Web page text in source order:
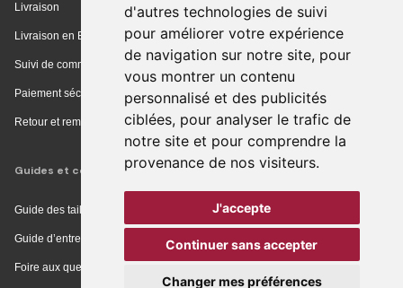
d'autres technologies de suivi
pour améliorer votre expérience
de navigation sur notre site, pour
vous montrer un contenu
personnalisé et des publicités
ciblées, pour analyser le trafic de
notre site et pour comprendre la
provenance de nos visiteurs.
J'accepte
Continuer sans accepter
Changer mes préférences
Livraison
Livraison en Europe
Suivi de commande
Paiement sécurisé
Retour et remboursement
Guides et conseils
Guide des tailles
Guide d’entretien
Foire aux questions